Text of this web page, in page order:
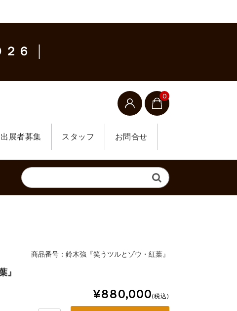
６ │
0
出展者募集 スタッフ お問合せ
商品番号：鈴木強『笑うツルとゾウ・紅葉』
』
¥880,000(税込)